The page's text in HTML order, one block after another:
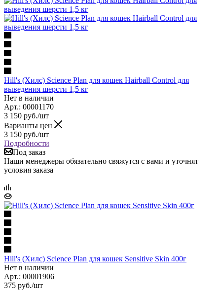
Hill's (Хилс) Science Plan для кошек Hairball Control для
выведения шерсти 1,5 кг
Нет в наличии
Арт.: 00001170
3 150 руб./шт
Варианты цен
3 150 руб./шт
Подробности
Под заказ
Наши менеджеры обязательно свяжутся с вами и уточнят
условия заказа
Hill's (Хилс) Science Plan для кошек Sensitive Skin 400г
Нет в наличии
Арт.: 00001906
375 руб./шт